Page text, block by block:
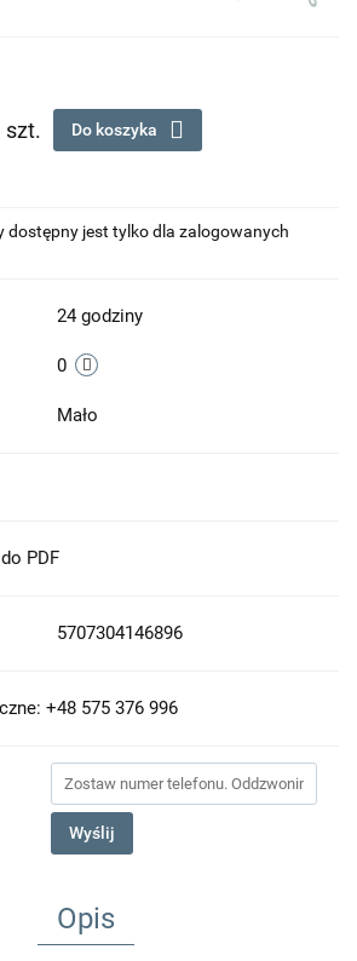
szt. Do koszyka
dostępny jest tylko dla zalogowanych
24 godziny
0
Mało
PDF
5707304146896
+48 575 376 996
Wyślij
Opis